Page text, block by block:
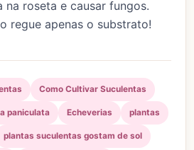
na roseta e causar fungos.
regue apenas o substrato!
Como Cultivar Suculentas
paniculata Echeverias plantas
plantas suculentas gostam de sol